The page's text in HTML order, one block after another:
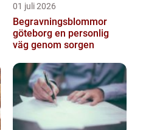
01 juli 2026
Begravningsblommor
göteborg en personlig
väg genom sorgen